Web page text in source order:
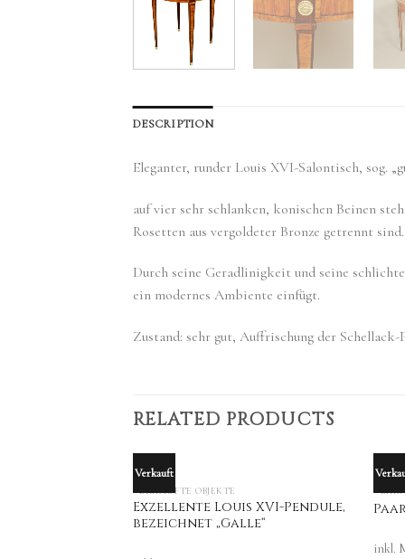
DESCRIPTION
Eleganter, runder Louis XVI-Salontisch, sog.
auf vier sehr schlanken, konischen Beinen
Rosetten aus vergoldeter Bronze getrennt
Durch seine Geradlinigkeit und seine
ein modernes Ambiente einfügt.
Zustand: sehr gut, Auffrischung der
RELATED PRODUCTS
Verkauft
OUT OF STOCK
VERKAUFTE OBJEKTE
Exzellente Louis XVI-Pendule,
bezeichnet „Galle“
inkl.